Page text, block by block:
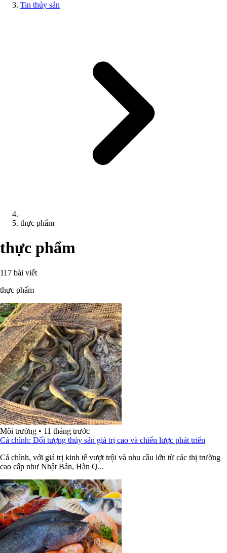
Tin thủy sản
thực phẩm
thực phẩm
117 bài viết
thực phẩm
Môi trường • 11 tháng trước
Cá chình: Đối tượng thủy sản giá trị cao và chiến lược phát triển
Cá chình, với giá trị kinh tế vượt trội và nhu cầu lớn từ các thị trường
cao cấp như Nhật Bản, Hàn Q...